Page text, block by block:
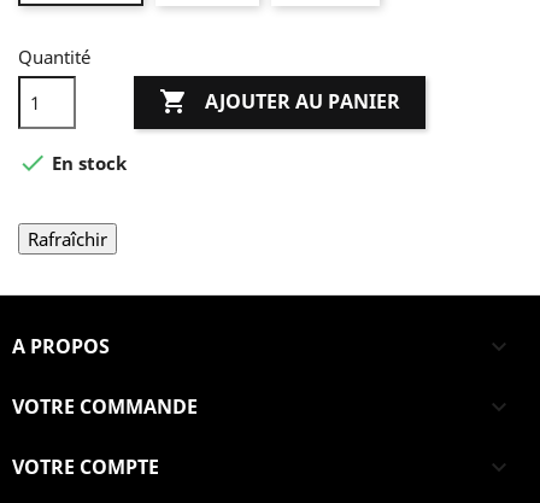
Quantité
 AJOUTER AU PANIER
 En stock
A PROPOS 
VOTRE COMMANDE 
VOTRE COMPTE 